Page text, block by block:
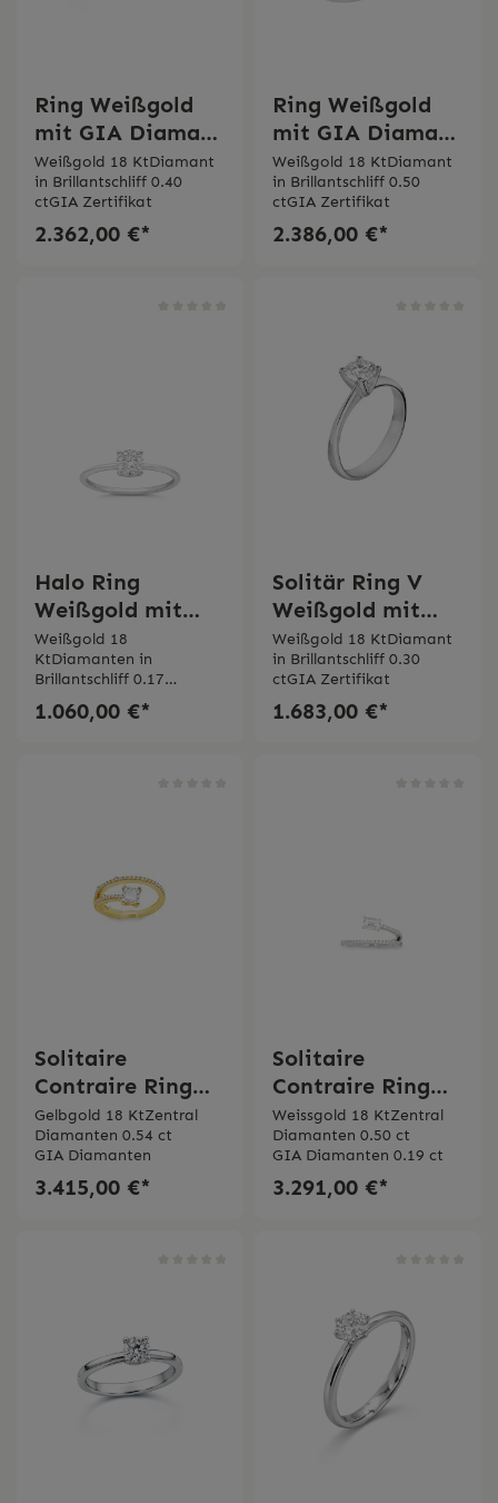
Ring Weißgold
mit GIA Diamant
Bertignoll
Weißgold 18 KtDiamant
in Brillantschliff 0.40
ctGIA Zertifikat
2.362,00 €*
Ring Weißgold
mit GIA Diamant
Bertignoll 0,50 ct
Weißgold 18 KtDiamant
in Brillantschliff 0.50
ctGIA Zertifikat
2.386,00 €*
Halo Ring
Weißgold mit
Diamanten
Bertignoll
Weißgold 18
KtDiamanten in
Brillantschliff 0.17
ctFarbe FReinheit SI
1.060,00 €*
Solitär Ring V
Weißgold mit
GIA Diamant
Bertignoll
Weißgold 18 KtDiamant
in Brillantschliff 0.30
ctGIA Zertifikat
1.683,00 €*
Solitaire
Contraire Ring
aus Gelbgold mit
GIA-
zertifiziertem
Zentraldiamante
Gelbgold 18 KtZentral
Diamanten 0.54 ct
GIA Diamanten
3.415,00 €*
Solitaire
Contraire Ring
aus Weißgold mit
GIA-
zertifiziertem
Zentraldiamante
Weissgold 18 KtZentral
Diamanten 0.50 ct
GIA Diamanten 0.19 ct
3.291,00 €*